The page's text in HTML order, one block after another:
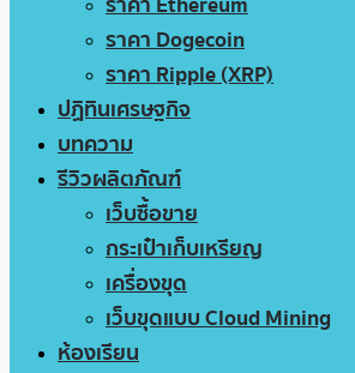
ราคา Dogecoin
ราคา Ripple (XRP)
ปฏิทินเศรษฐกิจ
บทความ
รีวิวผลิตภัณฑ์
เว็บซื้อขาย
กระเป๋าเก็บเหรียญ
เครื่องขุด
เว็บขุดแบบ Cloud Mining
ห้องเรียน